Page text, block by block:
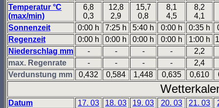
Temperatur °C
(max/min)
6,8
0,3
12,8
2,9
15,7
0,8
8,1
4,5
8,2
4,1
Sonnenzeit
0:00 h 7:25 h 5:40 h 0:00 h 0:35 h
Regenzeit
0:00 h 0:00 h 0:00 h 0:00 h 1:00 h
Niederschlag mm
- - - -
2,2
max. Regenrate
- - - -
2,4
Verdunstung mm
0,432 0,584 1,448 0,635 0,610
Datum 17. 03 18. 03 19. 03 20. 03 21. 03